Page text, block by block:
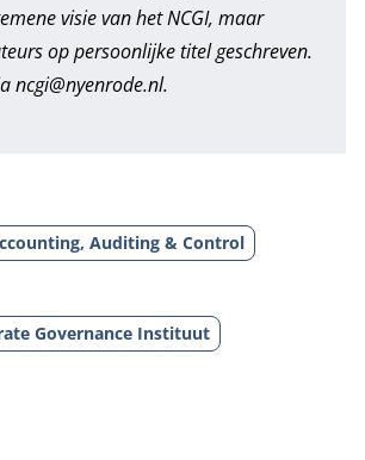
visie van het NCGI, maar
op persoonlijke titel geschreven.
ncgi@nyenrode.nl.
Auditing & Control
Governance Instituut